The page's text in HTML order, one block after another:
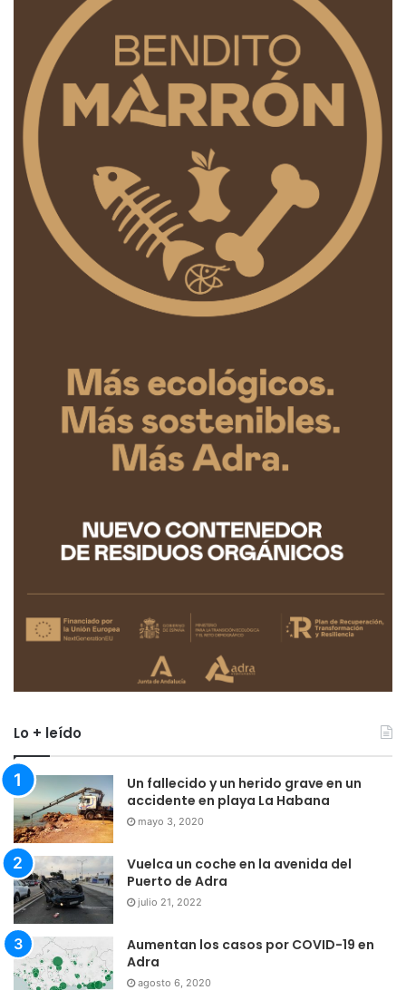
Lo + leído
Un fallecido y un herido grave en un
accidente en playa La Habana
mayo 3, 2020
Vuelca un coche en la avenida del
Puerto de Adra
julio 21, 2022
Aumentan los casos por COVID-19 en
Adra
agosto 6, 2020